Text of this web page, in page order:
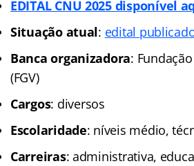
EDITAL CNU 2025 disponível
Situação atual: edital
Banca organizadora:
(FGV)
Cargos: diversos
Escolaridade: níveis médio,
Carreiras: administrativa,